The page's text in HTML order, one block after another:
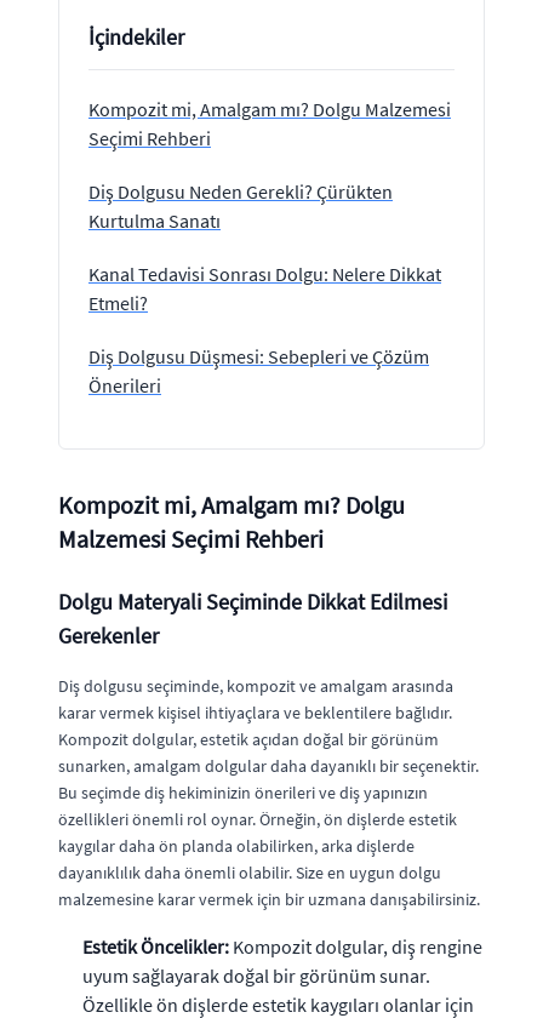
İçindekiler
Kompozit mi, Amalgam mı? Dolgu Malzemesi
Seçimi Rehberi
Diş Dolgusu Neden Gerekli? Çürükten
Kurtulma Sanatı
Kanal Tedavisi Sonrası Dolgu: Nelere Dikkat
Etmeli?
Diş Dolgusu Düşmesi: Sebepleri ve Çözüm
Önerileri
Kompozit mi, Amalgam mı? Dolgu
Malzemesi Seçimi Rehberi
Dolgu Materyali Seçiminde Dikkat Edilmesi
Gerekenler
Diş dolgusu seçiminde, kompozit ve amalgam arasında
karar vermek kişisel ihtiyaçlara ve beklentilere bağlıdır.
Kompozit dolgular, estetik açıdan doğal bir görünüm
sunarken, amalgam dolgular daha dayanıklı bir seçenektir.
Bu seçimde diş hekiminizin önerileri ve diş yapınızın
özellikleri önemli rol oynar. Örneğin, ön dişlerde estetik
kaygılar daha ön planda olabilirken, arka dişlerde
dayanıklılık daha önemli olabilir. Size en uygun dolgu
malzemesine karar vermek için bir uzmana danışabilirsiniz.
Estetik Öncelikler: Kompozit dolgular, diş rengine
uyum sağlayarak doğal bir görünüm sunar.
Özellikle ön dişlerde estetik kaygıları olanlar için